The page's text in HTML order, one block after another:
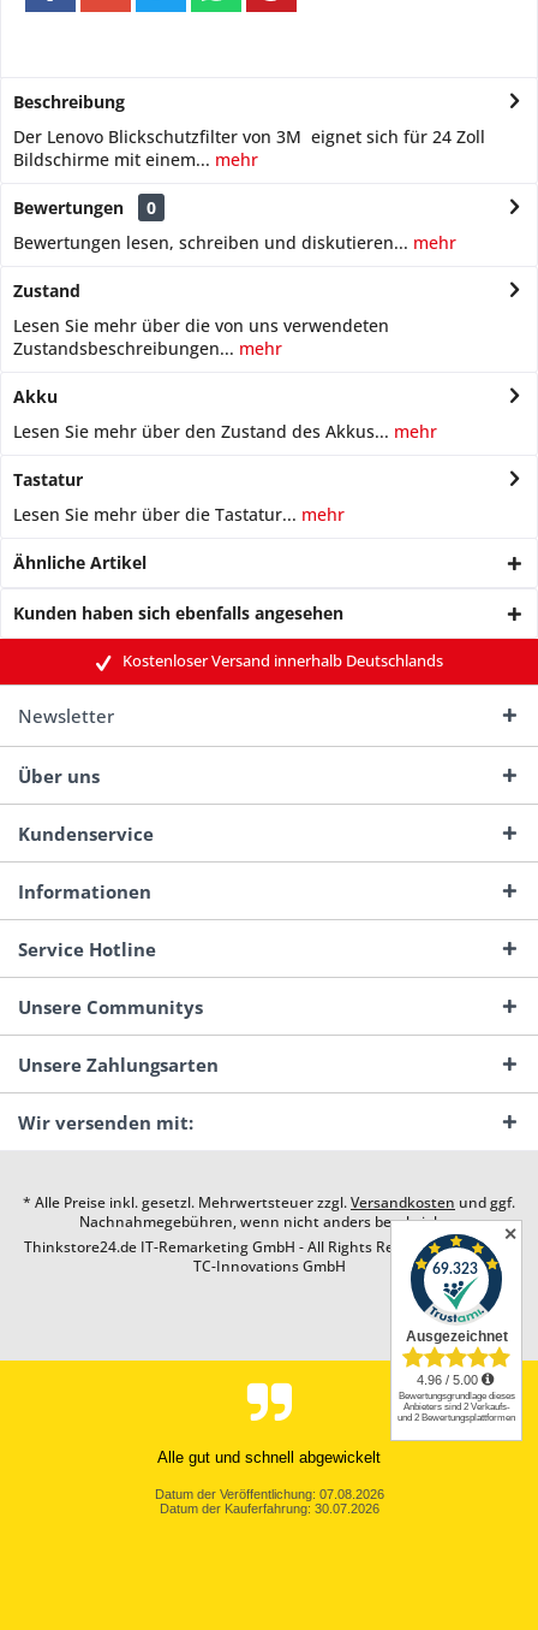
Beschreibung
Der Lenovo Blickschutzfilter von 3M eignet sich für 24 Zoll
Bildschirme mit einem... mehr
Bewertungen
0
Bewertungen lesen, schreiben und diskutieren... mehr
Zustand
Lesen Sie mehr über die von uns verwendeten
Zustandsbeschreibungen... mehr
Akku
Lesen Sie mehr über den Zustand des Akkus... mehr
Tastatur
Lesen Sie mehr über die Tastatur... mehr
Ähnliche Artikel
Kunden haben sich ebenfalls angesehen
Kostenloser Versand innerhalb Deutschlands
Newsletter
Über uns
Kundenservice
Informationen
Service Hotline
Unsere Communitys
Unsere Zahlungsarten
Wir versenden mit:
* Alle Preise inkl. gesetzl. Mehrwertsteuer zzgl.Versandkosten und ggf.
Nachnahmegebühren, wenn nicht anders beschrieben
Thinkstore24.de IT-Remarketing GmbH - All Rights Reserved. Design by
TC-Innovations GmbH
Alle gut und schnell abgewickelt
Datum der Veröffentlichung: 07.08.2026
Datum der Kauferfahrung: 30.07.2026
✕